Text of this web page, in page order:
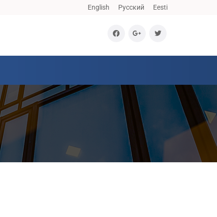
English Русский Eesti